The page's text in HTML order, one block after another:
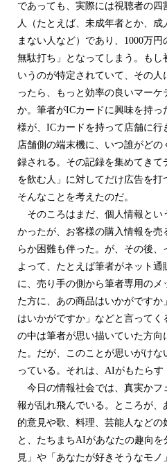
であっても、実際には視聴者の
人（たとえば、未成年者とか、
まない人など）であり、1000万
無駄打ち」となってしまう。もし
いうのが特定されていて、その
ったら、もっと効率の良いマー
か。筆者がICカードに興味を持
様が、ICカードを持って店舗に行
店舗側の端末機に、いつ誰がど
録される。その記録を集めてき
を飲む人」に対してだけ広告を打
そんなことを考えたのだ。
そのころはまだ、個人情報とい
かったが、お客様の購入情報を売
らか困難も伴った。が、その後
よって、たとえば筆者がネット
に、売り手の側から筆者専用のメ
た方に、あの商品はいかがです
はいかがですか」などと言って
の中は筆者が思い描いていた方向
た。だが、このことが思いがけな
っている。それは、AIがもたらす
今日の情報社会では、真実かフ
報が乱れ飛んでいる。ところが、
的意見や歌、料理、芸能人など
と、たちまちAIがあなたの趣向
見」や「あなたが好きそうなモ